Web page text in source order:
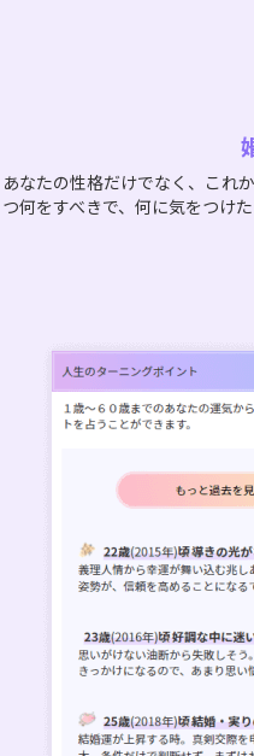
あなたの性格だけでなく、これ
つ何をすべきで、何に気をつけた